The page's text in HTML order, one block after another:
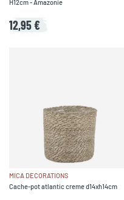
H12cm - Amazonie
12,95 €
MICA DECORATIONS
Cache-pot atlantic creme d14xh14cm